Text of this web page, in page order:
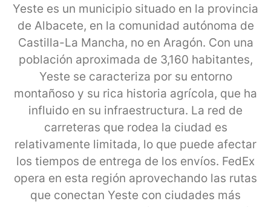
Yeste es un municipio situado en la provincia
de Albacete, en la comunidad autónoma de
Castilla-La Mancha, no en Aragón. Con una
población aproximada de 3,160 habitantes,
Yeste se caracteriza por su entorno
montañoso y su rica historia agrícola, que ha
influido en su infraestructura. La red de
carreteras que rodea la ciudad es
relativamente limitada, lo que puede afectar
los tiempos de entrega de los envíos. FedEx
opera en esta región aprovechando las rutas
que conectan Yeste con ciudades más